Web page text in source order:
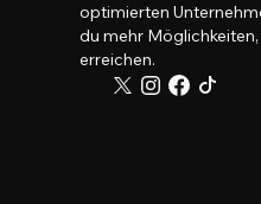
optimierten
du mehr
erreichen.